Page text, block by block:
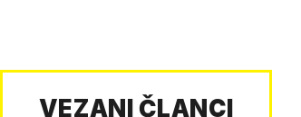
VEZANI ČLANCI